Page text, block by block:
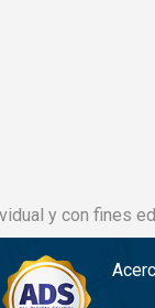
y con fines